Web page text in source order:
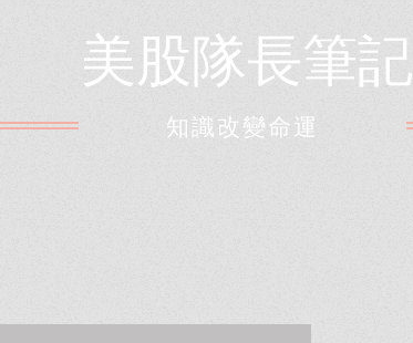
美股隊長筆記
​知識改變命運